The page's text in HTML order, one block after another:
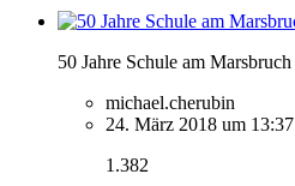
50 Jahre Schule am Marsbruch
michael.cherubin
24. März 2018 um 13:37
1.382